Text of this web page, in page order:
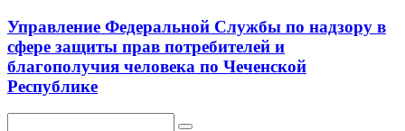
Управление Федеральной Службы по надзору в
сфере защиты прав потребителей и
благополучия человека по Чеченской
Республике